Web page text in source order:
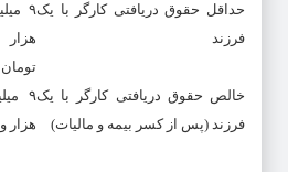
حداقل حقوق دریافتی کارگر با یک
فرزند
تومان
خالص حقوق دریافتی کارگر با یک
فرزند (پس از کسر بیمه و مالیات)
هزار و ۳۶ تومان